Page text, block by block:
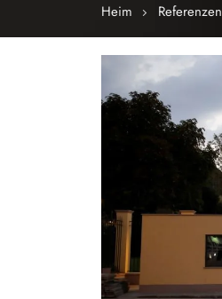
Heim Referenzen